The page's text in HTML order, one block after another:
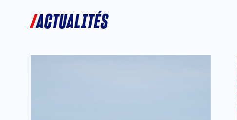
ACTUALITÉS